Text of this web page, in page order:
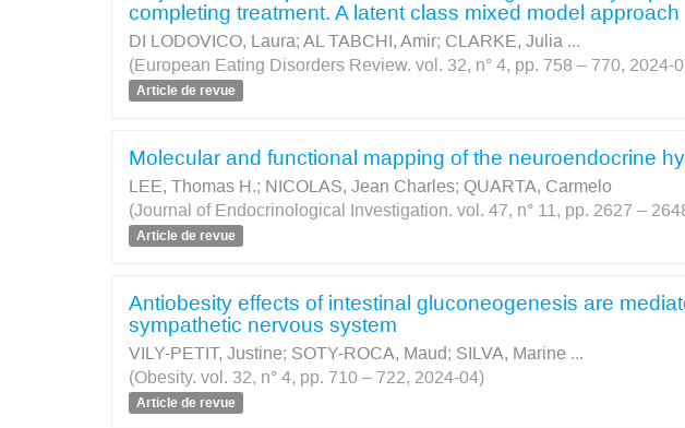
completing treatment. A latent class mixed model approach
DI LODOVICO, Laura; AL TABCHI, Amir; CLARKE, Julia ...
(European Eating Disorders Review. vol. 32, n° 4, pp. 758 – 770, 2024-
Article de revue
Molecular and functional mapping of the neuroendocrine
LEE, Thomas H.; NICOLAS, Jean Charles; QUARTA, Carmelo
(Journal of Endocrinological Investigation. vol. 47, n° 11, pp. 2627 –
Article de revue
Antiobesity effects of intestinal gluconeogenesis are
sympathetic nervous system
VILY-PETIT, Justine; SOTY-ROCA, Maud; SILVA, Marine ...
(Obesity. vol. 32, n° 4, pp. 710 – 722, 2024-04)
Article de revue